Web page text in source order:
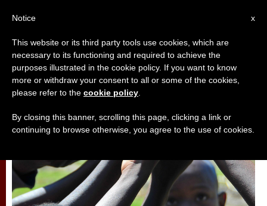
تأمّلات
x
Notice
This website or its third party tools use cookies, which are
necessary to its functioning and required to achieve the
purposes illustrated in the cookie policy. If you want to know
more or withdraw your consent to all or some of the cookies,
please refer to the cookie policy
By closing this banner, scrolling this page, clicking a link or
continuing to browse otherwise, you agree to the use of cookies.